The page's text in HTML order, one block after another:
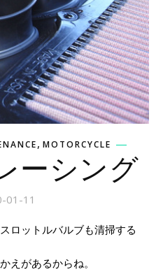
, MOTORCYCLE
ーシング
01-11
ロットルバルブも清掃する
えがあるからね。